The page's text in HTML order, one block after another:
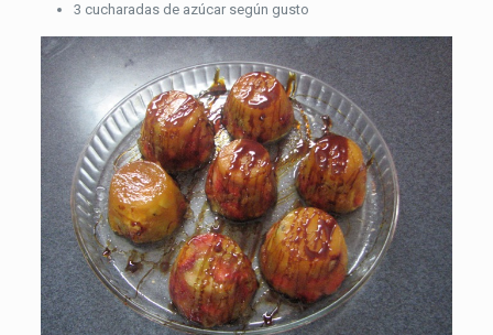
3 cucharadas de azúcar según gusto